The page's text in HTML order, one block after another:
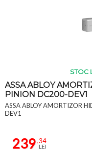
STOC
ASSA ABLOY
PINION DC200-DEV1
ASSA ABLOY AMORTIZOR
DEV1
239,34
LEI